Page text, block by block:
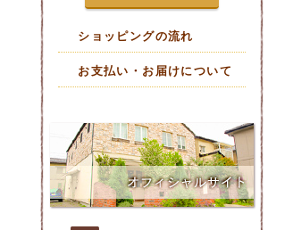
ショッピングの流れ
お支払い・お届けについて